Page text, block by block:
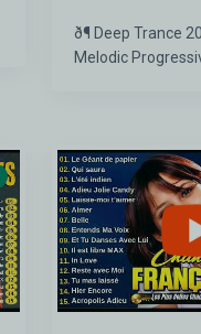
ð¶ Deep Trance
Melodic